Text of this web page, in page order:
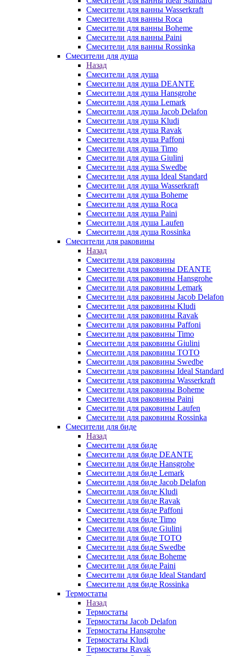
Смесители для ванны Wasserkraft
Смесители для ванны Roca
Смесители для ванны Boheme
Смесители для ванны Paini
Смесители для ванны Rossinka
Смесители для душа
Назад
Смесители для душа
Смесители для душа DEANTE
Смесители для душа Hansgrohe
Смесители для душа Lemark
Смесители для душа Jacob Delafon
Смесители для душа Kludi
Смесители для душа Ravak
Смесители для душа Paffoni
Смесители для душа Timo
Смесители для душа Giulini
Смесители для душа Swedbe
Смесители для душа Ideal Standard
Смесители для душа Wasserkraft
Смесители для душа Boheme
Смесители для душа Roca
Смесители для душа Paini
Смесители для душа Laufen
Смесители для душа Rossinka
Смесители для раковины
Назад
Смесители для раковины
Смесители для раковины DEANTE
Смесители для раковины Hansgrohe
Смесители для раковины Lemark
Смесители для раковины Jacob Delafon
Смесители для раковины Kludi
Смесители для раковины Ravak
Смесители для раковины Paffoni
Смесители для раковины Timo
Смесители для раковины Giulini
Смесители для раковины TOTO
Смесители для раковины Swedbe
Смесители для раковины Ideal Standard
Смесители для раковины Wasserkraft
Смесители для раковины Boheme
Смесители для раковины Paini
Смесители для раковины Laufen
Смесители для раковины Rossinka
Смесители для биде
Назад
Смесители для биде
Смесители для биде DEANTE
Смесители для биде Hansgrohe
Смесители для биде Lemark
Смесители для биде Jacob Delafon
Смесители для биде Kludi
Смесители для биде Ravak
Смесители для биде Paffoni
Смесители для биде Timo
Смесители для биде Giulini
Смесители для биде TOTO
Смесители для биде Swedbe
Смесители для биде Boheme
Смесители для биде Paini
Смесители для биде Ideal Standard
Смесители для биде Rossinka
Термостаты
Назад
Термостаты
Термостаты Jacob Delafon
Термостаты Hansgrohe
Термостаты Kludi
Термостаты Ravak